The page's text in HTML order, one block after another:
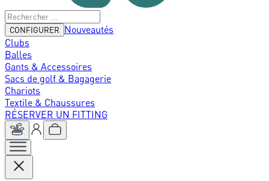
CONFIGURER
Nouveautés
Clubs
Balles
Gants & Accessoires
Sacs de golf & Bagagerie
Chariots
Textile & Chaussures
RÉSERVER UN FITTING